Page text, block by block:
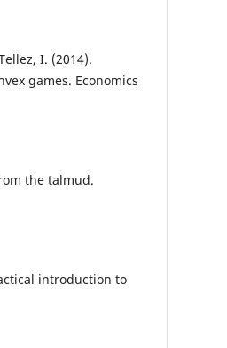
I. (2014).
games. Economics
the talmud.
introduction to